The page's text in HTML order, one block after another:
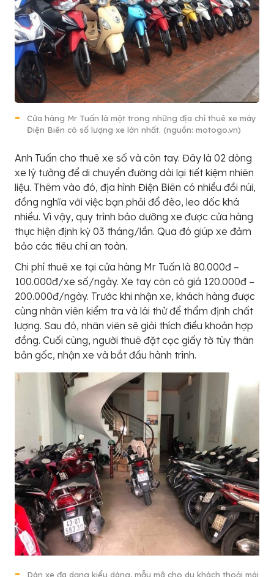
Cửa hàng Mr Tuấn là một trong những địa chỉ thuê xe máy
Điện Biên có số lượng xe lớn nhất. (nguồn: motogo.vn)
Anh Tuấn cho thuê xe số và côn tay. Đây là 02 dòng
xe lý tưởng để di chuyển đường dài lại tiết kiệm nhiên
liệu. Thêm vào đó, địa hình Điện Biên có nhiều đồi núi,
đồng nghĩa với việc bạn phải đổ đèo, leo dốc khá
nhiều. Vì vậy, quy trình bảo dưỡng xe được cửa hàng
thực hiện định kỳ 03 tháng/lần. Qua đó giúp xe đảm
bảo các tiêu chí an toàn.
Chi phí thuê xe tại cửa hàng Mr Tuấn là 80.000đ –
100.000đ/xe số/ngày. Xe tay côn có giá 120.000đ –
200.000đ/ngày. Trước khi nhận xe, khách hàng được
cùng nhân viên kiểm tra và lái thử để thẩm định chất
lượng. Sau đó, nhân viên sẽ giải thích điều khoản hợp
đồng. Cuối cùng, người thuê đặt cọc giấy tờ tùy thân
bản gốc, nhận xe và bắt đầu hành trình.
Dàn xe đa dạng kiểu dáng, mẫu mã cho du khách thoải mái